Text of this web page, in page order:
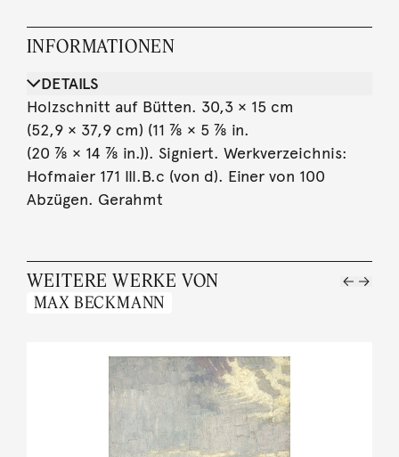
INFORMATIONEN
DETAILS
Holzschnitt auf Bütten. 30,3 × 15 cm
(52,9 × 37,9 cm) (11 ⅞ × 5 ⅞ in.
(20 ⅞ × 14 ⅞ in.)). Signiert. Werkverzeichnis:
Hofmaier 171 III.B.c (von d). Einer von 100
Abzügen. Gerahmt
WEITERE WERKE VON
MAX BECKMANN